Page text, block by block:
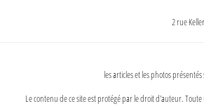
2 rue
les articles et les photos
Le contenu de ce site est protégé par le droit d'auteur.